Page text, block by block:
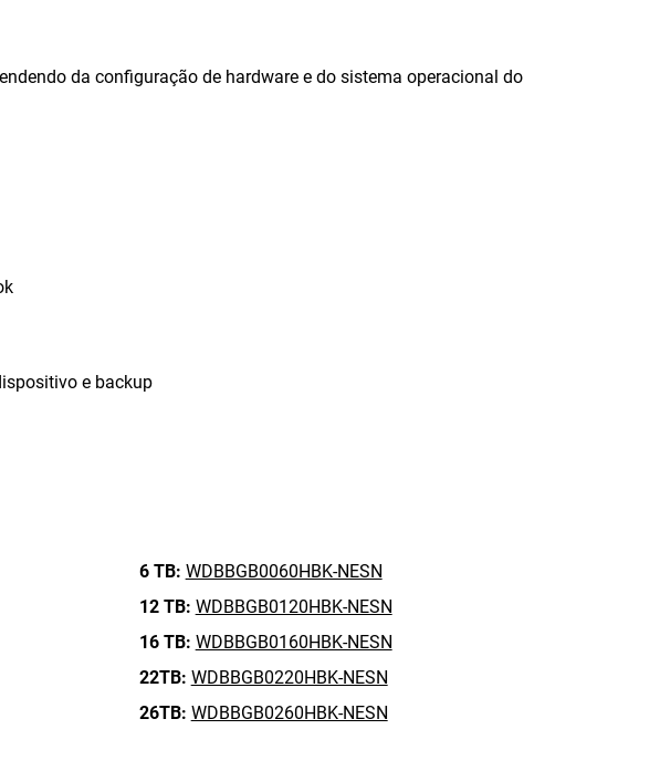
da configuração de hardware e do sistema operacional do
e backup
6 TB: WDBBGB0060HBK-NESN
12 TB: WDBBGB0120HBK-NESN
16 TB: WDBBGB0160HBK-NESN
22TB: WDBBGB0220HBK-NESN
26TB: WDBBGB0260HBK-NESN